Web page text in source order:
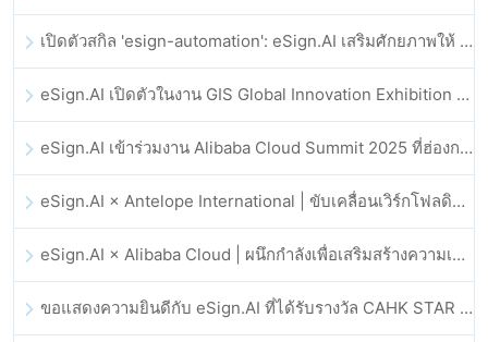
เปิดตัวสกิล 'esign-automation': eSign.AI เสริมศักยภาพให้ OpenClaw ด้วยลายเซ็นอิเล็กทรอนิกส์อัตโนมัติ
eSign.AI เปิดตัวในงาน GIS Global Innovation Exhibition 2025
eSign.AI เข้าร่วมงาน Alibaba Cloud Summit 2025 ที่ฮ่องกง เพื่อขับเคลื่อนนวัตกรรมคลาวด์ที่ขับเคลื่อนด้วย AI และความเชื่อมั่นทางดิจิทัล
eSign.AI × Antelope International | ขับเคลื่อนเวิร์กโฟลดิจิทัลที่ปลอดภัยและขับเคลื่อนด้วย AI
eSign.AI × Alibaba Cloud | ผนึกกำลังเพื่อเสริมสร้างความเชื่อมั่นดิจิทัลระดับโลกสำหรับฟินเทค
ขอแสดงความยินดีกับ eSign.AI ที่ได้รับรางวัล CAHK STAR Award 2025